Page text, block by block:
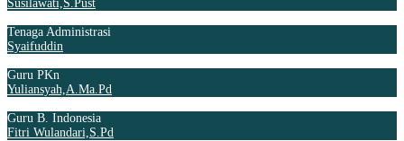
Susilawati,S.Pust
Tenaga Administrasi
Syaifuddin
Guru PKn
Yuliansyah,A.Ma.Pd
Guru B. Indonesia
Fitri Wulandari,S.Pd